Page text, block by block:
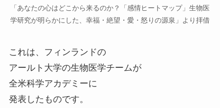
「あなたの心はどこから来るのか？「感情ヒートマップ」生物医
学研究が明らかにした、幸福・絶望・愛・怒りの源泉」より拝借
これは、フィンランドの
アールト大学の生物医学チームが
全米科学アカデミーに
発表したものです。